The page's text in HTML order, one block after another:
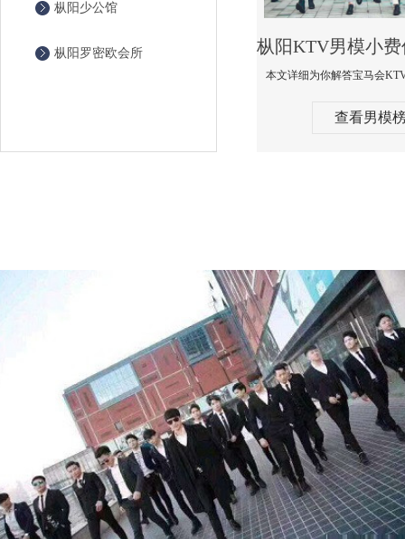
枞阳少公馆
枞阳罗密欧会所
查看男模